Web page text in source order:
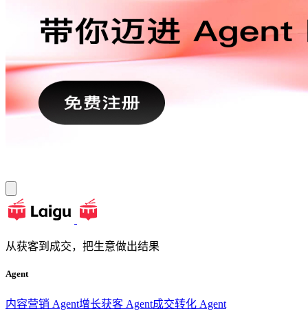
从获客到成交，把生意做出结果
Agent
内容营销 Agent增长获客 Agent成交转化 Agent